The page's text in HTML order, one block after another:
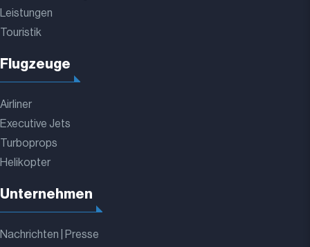
Leistungen
Touristik
Flugzeuge
Airliner
Executive Jets
Turboprops
Helikopter
Unternehmen
Nachrichten | Presse